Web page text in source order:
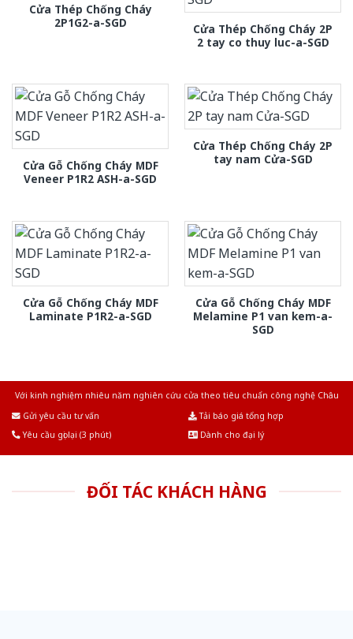
Cửa Thép Chống Cháy
2P1G2-a-SGD
Cửa Thép Chống Cháy 2P
2 tay co thuy luc-a-SGD
Cửa Gỗ Chống Cháy MDF
Veneer P1R2 ASH-a-SGD
Cửa Thép Chống Cháy 2P
tay nam Cửa-SGD
Cửa Gỗ Chống Cháy MDF
Laminate P1R2-a-SGD
Cửa Gỗ Chống Cháy MDF
Melamine P1 van kem-a-
SGD
Với kinh nghiệm nhiêu năm nghiên cứu cửa theo tiêu chuẩn công nghệ Châu
Gửi yêu cầu tư vấn
Tải báo giá tổng hợp
Yêu cầu gọi lại (3 phút)
Dành cho đại lý
ĐỐI TÁC KHÁCH HÀNG